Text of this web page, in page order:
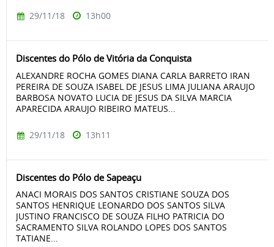
29/11/18 13h00
Discentes do Pólo de Vitória da Conquista
ALEXANDRE ROCHA GOMES DIANA CARLA BARRETO IRAN
PEREIRA DE SOUZA ISABEL DE JESUS LIMA JULIANA ARAUJO
BARBOSA NOVATO LUCIA DE JESUS DA SILVA MARCIA
APARECIDA ARAUJO RIBEIRO MATEUS...
29/11/18 13h11
Discentes do Pólo de Sapeaçu
ANACI MORAIS DOS SANTOS CRISTIANE SOUZA DOS
SANTOS HENRIQUE LEONARDO DOS SANTOS SILVA
JUSTINO FRANCISCO DE SOUZA FILHO PATRICIA DO
SACRAMENTO SILVA ROLANDO LOPES DOS SANTOS
TATIANE...